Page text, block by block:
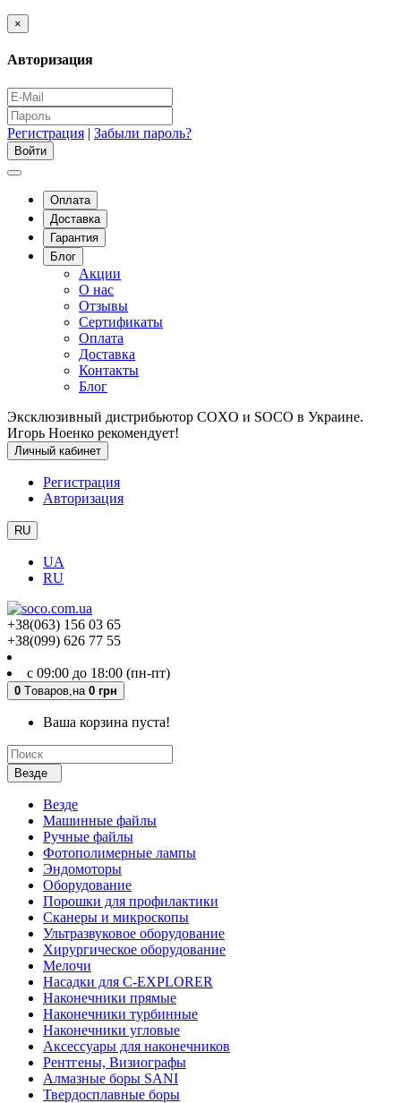
×
Авторизация
Регистрация | Забыли пароль?
Оплата
Доставка
Гарантия
Блог
Акции
О нас
Отзывы
Сертификаты
Оплата
Доставка
Контакты
Блог
Эксклюзивный дистрибьютор COXO и SOCO в Украине.
Игорь Ноенко рекомендует!
Личный кабинет
Регистрация
Авторизация
RU
UA
RU
+38(063) 156 03 65
+38(099) 626 77 55
с 09:00 до 18:00 (пн-пт)
0 Tоваров, на 0 грн
Ваша корзина пуста!
Везде
Везде
Машинные файлы
Ручные файлы
Фотополимерные лампы
Эндомоторы
Оборудование
Порошки для профилактики
Сканеры и микроскопы
Ультразвуковое оборудование
Хирургическое оборудование
Мелочи
Насадки для C-EXPLORER
Наконечники прямые
Наконечники турбинные
Наконечники угловые
Аксессуары для наконечников
Рентгены, Визиографы
Алмазные боры SANI
Твердосплавные боры